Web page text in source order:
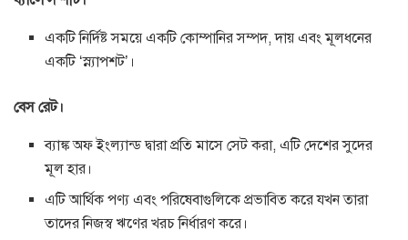
একটি নির্দিষ্ট সময়ে একটি কোম্পানির সম্পদ, দায় এবং মূলধনের
একটি ‘স্ন্যাপশট’।
বেস রেট।
ব্যাঙ্ক অফ ইংল্যান্ড দ্বারা প্রতি মাসে সেট করা, এটি দেশের সুদের
মূল হার।
এটি আর্থিক পণ্য এবং পরিষেবাগুলিকে প্রভাবিত করে যখন তারা
তাদের নিজস্ব ঋণের খরচ নির্ধারণ করে।